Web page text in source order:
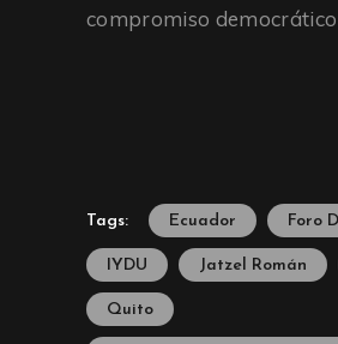
compromiso
Tags: Ecuador Foro
IYDU Jatzel Román
Quito